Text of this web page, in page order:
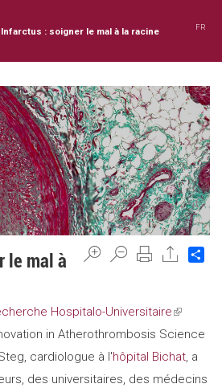
Infarctus : soigner le mal à la racine FR
le mal à
Hospitalo-Universitaire(link
is
external)
in Atherothrombosis Science
cardiologue à l'hôpital Bichat, a
des universitaires, des médecins